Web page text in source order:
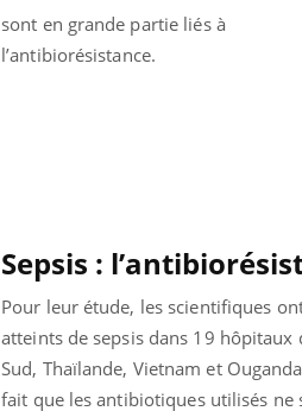
sont en grande partie liés à
l’antibiorésistance.
Sepsis :
Pour leur étude, les scientifiques
atteints de sepsis dans 19 hôpitaux
Sud, Thaïlande, Vietnam et
fait que les antibiotiques utilisés ne
Cytomégalovirus : ce qui
change dans la prise en
charge des femmes